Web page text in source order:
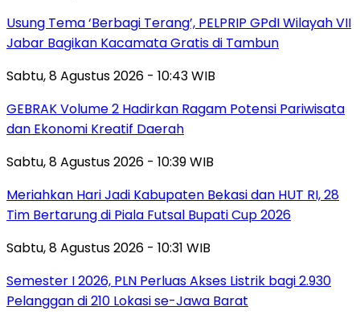
‎Usung Tema ‘Berbagi Terang’, PELPRIP GPdI Wilayah VII
Jabar Bagikan Kacamata Gratis di Tambun
Sabtu, 8 Agustus 2026 - 10:43 WIB
GEBRAK Volume 2 Hadirkan Ragam Potensi Pariwisata
dan Ekonomi Kreatif Daerah
Sabtu, 8 Agustus 2026 - 10:39 WIB
Meriahkan Hari Jadi Kabupaten Bekasi dan HUT RI, 28
Tim Bertarung di Piala Futsal Bupati Cup 2026
Sabtu, 8 Agustus 2026 - 10:31 WIB
Semester I 2026, PLN Perluas Akses Listrik bagi 2.930
Pelanggan di 210 Lokasi se-Jawa Barat